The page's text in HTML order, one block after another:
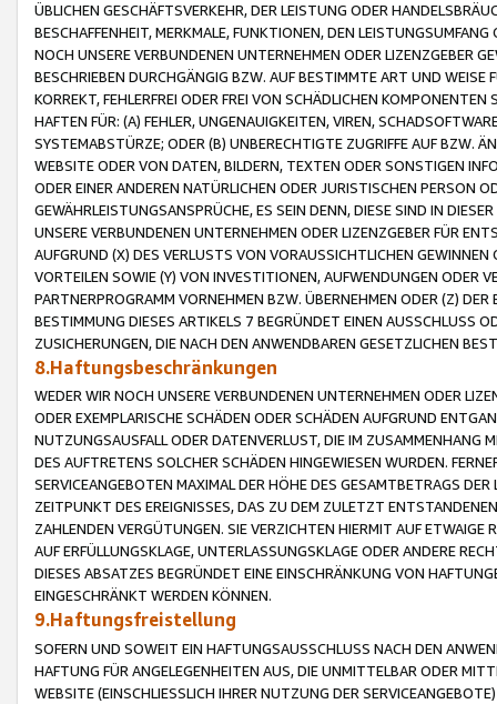
ÜBLICHEN GESCHÄFTSVERKEHR, DER LEISTUNG ODER
BESCHAFFENHEIT, MERKMALE, FUNKTIONEN, DEN
NOCH UNSERE VERBUNDENEN UNTERNEHMEN ODER LIZENZGEBER
BESCHRIEBEN DURCHGÄNGIG BZW. AUF BESTIMMTE ART UND
KORREKT, FEHLERFREI ODER FREI VON SCHÄDLICHEN
HAFTEN FÜR: (A) FEHLER, UNGENAUIGKEITEN, VIREN,
SYSTEMABSTÜRZE; ODER (B) UNBERECHTIGTE ZUGRIFFE AUF BZW.
WEBSITE ODER VON DATEN, BILDERN, TEXTEN ODER SONSTIGEN
ODER EINER ANDEREN NATÜRLICHEN ODER JURISTISCHEN PERSON
GEWÄHRLEISTUNGSANSPRÜCHE, ES SEIN DENN, DIESE SIND IN
UNSERE VERBUNDENEN UNTERNEHMEN ODER LIZENZGEBER FÜR
AUFGRUND (X) DES VERLUSTS VON VORAUSSICHTLICHEN
VORTEILEN SOWIE (Y) VON INVESTITIONEN, AUFWENDUNGEN ODER
PARTNERPROGRAMM VORNEHMEN BZW. ÜBERNEHMEN ODER (Z)
BESTIMMUNG DIESES ARTIKELS 7 BEGRÜNDET EINEN AUSSCHLUSS
ZUSICHERUNGEN, DIE NACH DEN ANWENDBAREN GESETZLICHEN
8.Haftungsbeschränkungen
WEDER WIR NOCH UNSERE VERBUNDENEN UNTERNEHMEN ODER
ODER EXEMPLARISCHE SCHÄDEN ODER SCHÄDEN AUFGRUND
NUTZUNGSAUSFALL ODER DATENVERLUST, DIE IM ZUSAMMENHANG
DES AUFTRETENS SOLCHER SCHÄDEN HINGEWIESEN WURDEN.
SERVICEANGEBOTEN MAXIMAL DER HÖHE DES GESAMTBETRAGS
ZEITPUNKT DES EREIGNISSES, DAS ZU DEM ZULETZT
ZAHLENDEN VERGÜTUNGEN. SIE VERZICHTEN HIERMIT AUF
AUF ERFÜLLUNGSKLAGE, UNTERLASSUNGSKLAGE ODER ANDERE
DIESES ABSATZES BEGRÜNDET EINE EINSCHRÄNKUNG VON
EINGESCHRÄNKT WERDEN KÖNNEN.
9.Haftungsfreistellung
SOFERN UND SOWEIT EIN HAFTUNGSAUSSCHLUSS NACH DEN
HAFTUNG FÜR ANGELEGENHEITEN AUS, DIE UNMITTELBAR ODER
WEBSITE (EINSCHLIESSLICH IHRER NUTZUNG DER